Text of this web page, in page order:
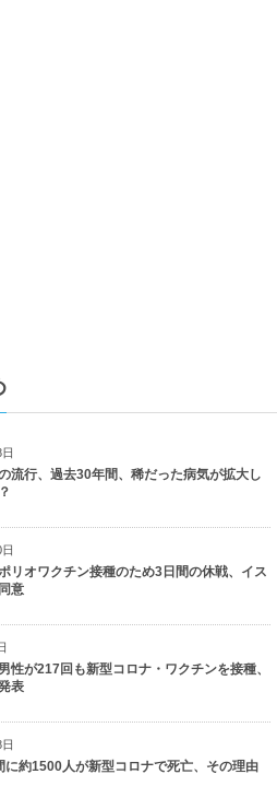
流行、過去30年間、稀だった病気が拡大し
リオワクチン接種のため3日間の休戦、イス
意
性が217回も新型コロナ・ワクチンを接種、
表
に約1500人が新型コロナで死亡、その理由